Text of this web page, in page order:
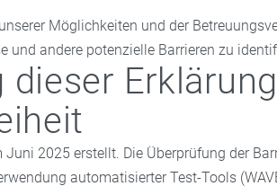
Möglichkeiten und der
und andere potenzielle Barrieren zu
dieser
Juni 2025 erstellt. Die Überprüfung der
automatisierter Test-Tools